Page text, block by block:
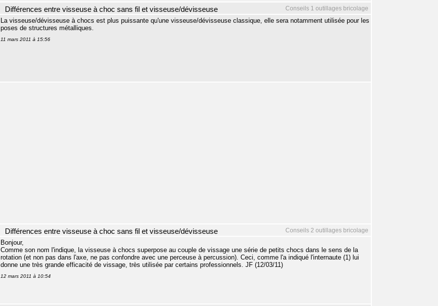
Conseils 1 outillages bricolage
Différences entre visseuse à choc sans fil et visseuse/dévisseuse
La visseuse/dévisseuse à chocs est plus puissante qu'une visseuse/dévisseuse classique, elle sera notamment utilisée pour les
poses de structures métalliques.
11 mars 2011 à 15:56
Conseils 2 outillages bricolage
Différences entre visseuse à choc sans fil et visseuse/dévisseuse
Bonjour,
Comme son nom l'indique, la visseuse à chocs superpose au couple de vissage une série de petits chocs dans le sens de la
rotation (et non pas dans l'axe, ne pas confondre avec une perceuse à percussion). Ceci, comme l'a indiqué l'internaute (1) lui
donne une très grande efficacité de vissage, très utilisée par certains professionnels. JF (12/03/11)
12 mars 2011 à 10:54